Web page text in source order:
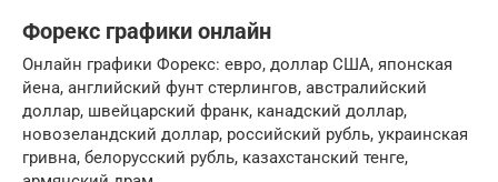
Форекс графики онлайн
Онлайн графики Форекс: евро, доллар США, японская
йена, английский фунт стерлингов, австралийский
доллар, швейцарский франк, канадский доллар,
новозеландский доллар, российский рубль, украинская
гривна, белорусский рубль, казахстанский тенге,